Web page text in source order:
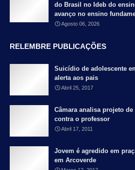
do Brasil no Ideb do
avanço no ensino
Agosto 06, 2026
RELEMBRE PUBLICAÇÕES
Suicídio de adolescente
alerta aos pais
Abril 25, 2017
Câmara analisa projeto
contra o professor
Abril 17, 2011
Jovem é agredido em
em Arcoverde